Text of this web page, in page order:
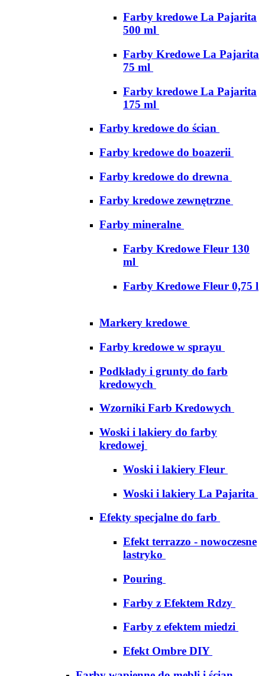
Farby kredowe La Pajarita
500 ml
Farby Kredowe La Pajarita
75 ml
Farby kredowe La Pajarita
175 ml
Farby kredowe do ścian
Farby kredowe do boazerii
Farby kredowe do drewna
Farby kredowe zewnętrzne
Farby mineralne
Farby Kredowe Fleur 130
ml
Farby Kredowe Fleur 0,75 l
Markery kredowe
Farby kredowe w sprayu
Podkłady i grunty do farb
kredowych
Wzorniki Farb Kredowych
Woski i lakiery do farby
kredowej
Woski i lakiery Fleur
Woski i lakiery La Pajarita
Efekty specjalne do farb
Efekt terrazzo - nowoczesne
lastryko
Pouring
Farby z Efektem Rdzy
Farby z efektem miedzi
Efekt Ombre DIY